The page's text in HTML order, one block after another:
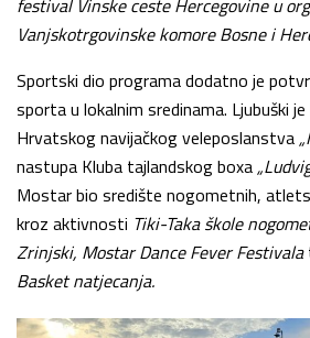
festival Vinske ceste Hercegovine u
Vanjskotrgovinske komore Bosne i
Sportski dio programa dodatno je
sporta u lokalnim sredinama. Ljubuški
Hrvatskog navijačkog veleposlanstva
nastupa Kluba tajlandskog boxa
Mostar bio središte nogometnih,
kroz aktivnosti Tiki-Taka škole
Zrinjski, Mostar Dance Fever Festivala
Basket natjecanja.